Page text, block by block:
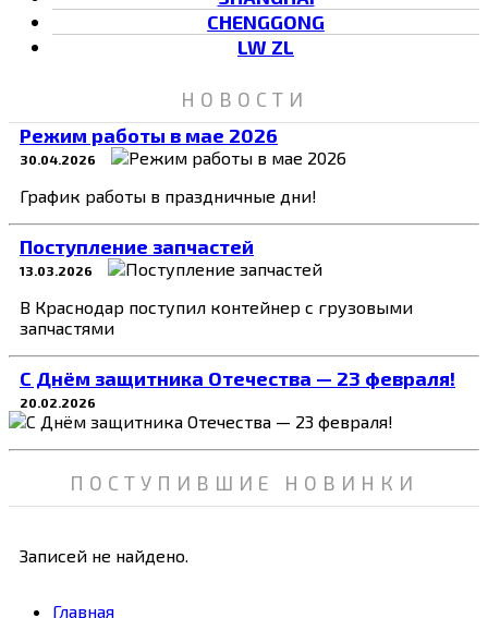
CHENGGONG
LW ZL
НОВОСТИ
Режим работы в мае 2026
30.04.2026
График работы в праздничные дни!
Поступление запчастей
13.03.2026
В Краснодар поступил контейнер с грузовыми
запчастями
C Днём защитника Отечества — 23 февраля!
20.02.2026
ПОСТУПИВШИЕ НОВИНКИ
Записей не найдено.
Главная